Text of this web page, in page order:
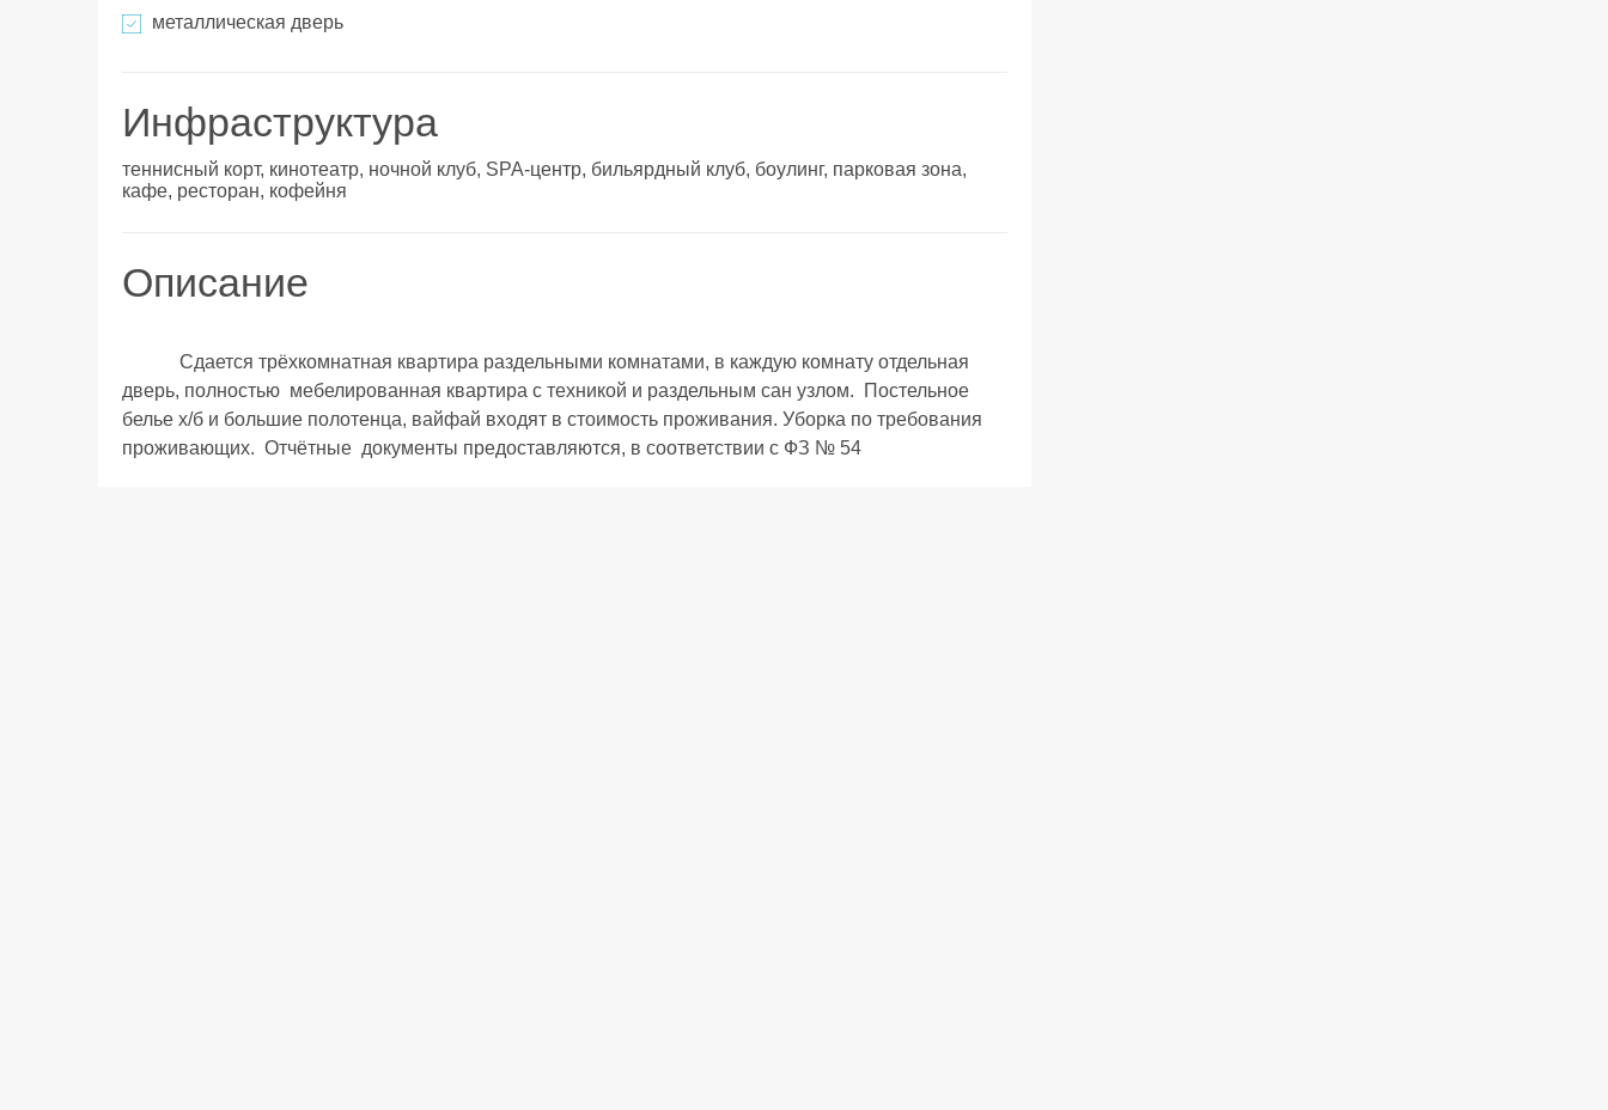
металлическая дверь
Инфраструктура
теннисный корт, кинотеатр, ночной клуб, SPA-центр, бильярдный клуб, боулинг, парковая зона,
кафе, ресторан, кофейня
Описание
дверь, полностью  мебелированная квартира с техникой и раздельным сан узлом.  Постельное
белье х/б и большие полотенца, вайфай входят в стоимость проживания. Уборка по требования
проживающих.  Отчётные  документы предоставляются, в соответствии с ФЗ № 54